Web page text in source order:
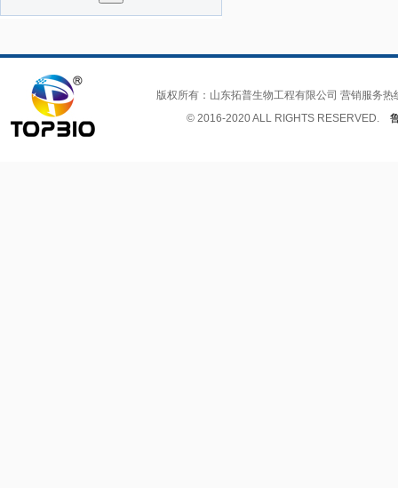
版权所有：山东拓普生物工程有限公司 营销服务热
© 2016-2020 ALL RIGHTS RESERVED.